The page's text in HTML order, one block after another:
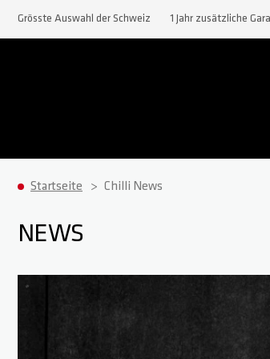
Grösste Auswahl der Schweiz 1 Jahr zusätzliche
Startseite Chilli News
NEWS